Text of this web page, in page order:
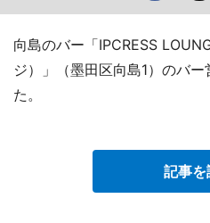
向島のバー「IPCRESS
ジ）」（墨田区向島1）のバ
た。
記事を